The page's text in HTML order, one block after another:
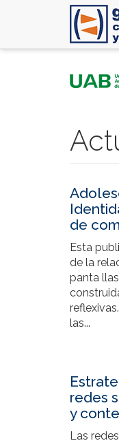
de
Esta
de la
panta
las...
redes
y
Las